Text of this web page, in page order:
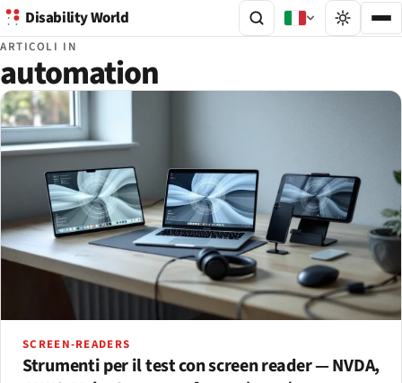
Disability World
ARTICOLI IN
automation
SCREEN-READERS
Strumenti per il test con screen reader — NVDA,